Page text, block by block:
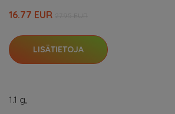
16.77 EUR
LISÄTIETOJA
1.1 g,